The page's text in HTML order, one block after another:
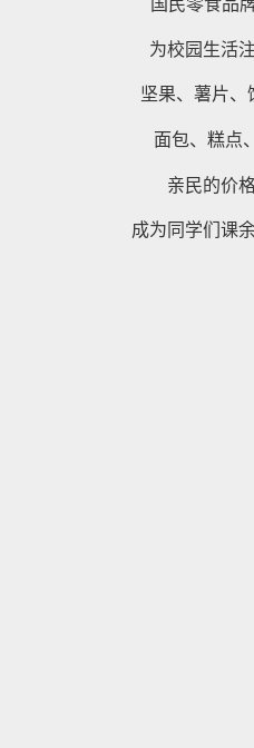
为校园生活
坚果、薯片、
面包、糕点
亲民的价
成为同学们课